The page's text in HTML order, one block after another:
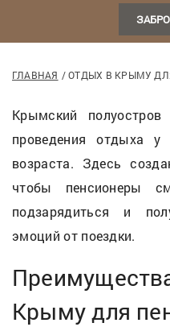
ГЛАВНАЯ ОТДЫХ В КРЫМУ
Крымский
проведения отдыха
возраста. Здесь
чтобы пенсионеры
подзарядиться и
эмоций от поездки.
Крыму для